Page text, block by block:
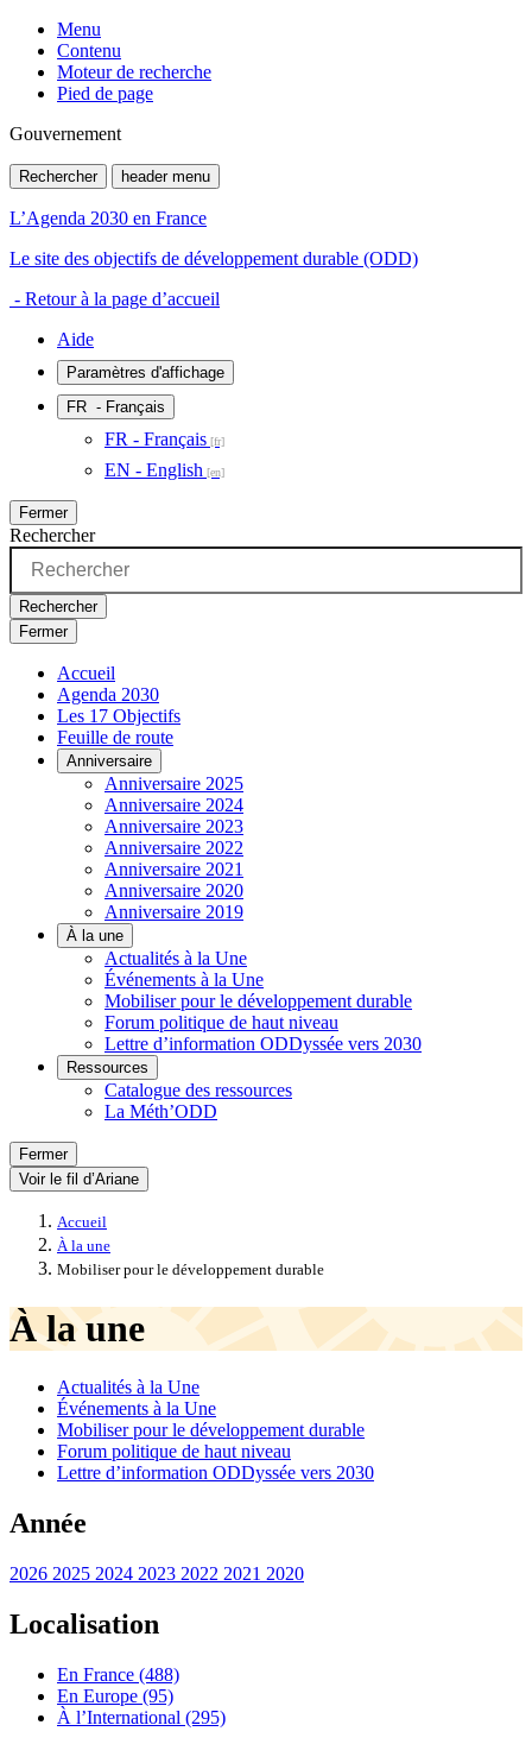
Menu
Contenu
Moteur de recherche
Pied de page
Gouvernement
Rechercher header menu
L’Agenda 2030 en France
Le site des objectifs de développement durable (ODD)
- Retour à la page d’accueil
Aide
Paramètres d'affichage
FR - Français
FR - Français
EN - English
Fermer
Rechercher
Rechercher
Fermer
Accueil
Agenda 2030
Les 17 Objectifs
Feuille de route
Anniversaire
Anniversaire 2025
Anniversaire 2024
Anniversaire 2023
Anniversaire 2022
Anniversaire 2021
Anniversaire 2020
Anniversaire 2019
À la une
Actualités à la Une
Événements à la Une
Mobiliser pour le développement durable
Forum politique de haut niveau
Lettre d’information ODDyssée vers 2030
Ressources
Catalogue des ressources
La Méth’ODD
Fermer
Voir le fil d’Ariane
Accueil
À la une
Mobiliser pour le développement durable
À la une
Actualités à la Une
Événements à la Une
Mobiliser pour le développement durable
Forum politique de haut niveau
Lettre d’information ODDyssée vers 2030
Année
2026 2025 2024 2023 2022 2021 2020
Localisation
En France (488)
En Europe (95)
À l’International (295)